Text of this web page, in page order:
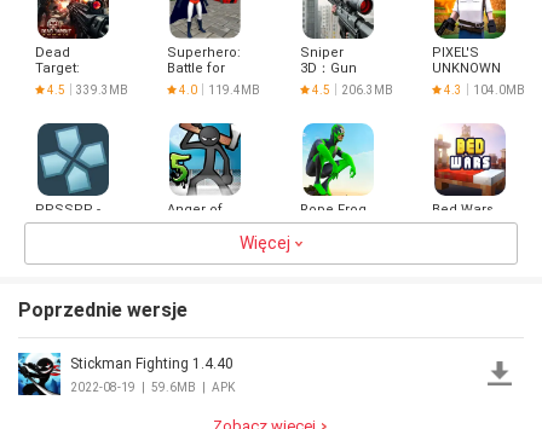
Dead
Target:
Zombie
Games 3D
4.5 339.3MB
Superhero:
Battle for
Justice
4.0 119.4MB
Sniper
3D：Gun
Shooting
Games
4.5 206.3MB
PIXEL'S
UNKNOWN
BATTLE
GROUND
4.3 104.0MB
PPSSPP -
PSP
Anger of
stick 5 :
66.2MB
Rope Frog
Ninja Hero
Car Vegas
Bed Wars
Omega
Legends
Więcej
Poprzednie wersje
Stickman Fighting 1.4.40
2022-08-19 59.6MB APK